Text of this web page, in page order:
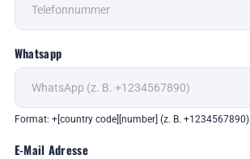
Whatsapp
Format: +[country code][number] (z. B. +1234567890)
E-Mail Adresse